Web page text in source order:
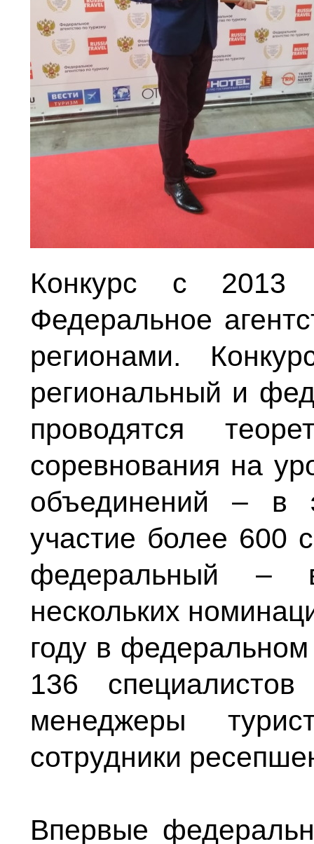
Конкурс с 2013
Федеральное
регионами.
региональный и
проводятся
соревнования на
объединений – в
участие более 600
федеральный –
нескольких
году в федеральном
136
менеджеры
сотрудники
Впервые